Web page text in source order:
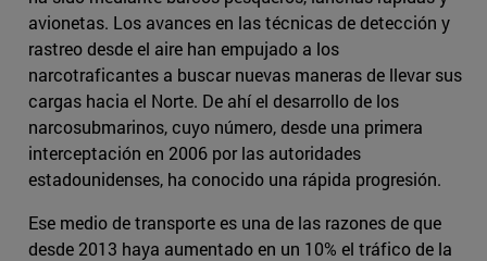
avionetas. Los avances en las técnicas de detección y
rastreo desde el aire han empujado a los
narcotraficantes a buscar nuevas maneras de llevar sus
cargas hacia el Norte. De ahí el desarrollo de los
narcosubmarinos, cuyo número, desde una primera
interceptación en 2006 por las autoridades
estadounidenses, ha conocido una rápida progresión.
Ese medio de transporte es una de las razones de que
desde 2013 haya aumentado en un 10% el tráfico de la